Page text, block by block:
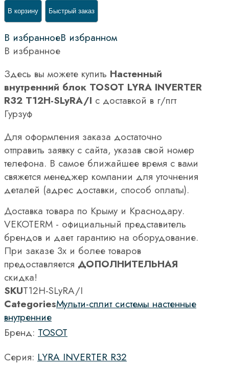
В корзину Быстрый заказ
В избранноеВ избранном
В избранное
Здесь вы можете купить Настенный
внутренний блок TOSOT LYRA INVERTER
R32 T12H-SLyRA/I с доставкой в г/пгт
Гурзуф
Для оформления заказа достаточно
отправить заявку с сайта, указав свой номер
телефона. В самое ближайшее время с вами
свяжется менеджер компании для уточнения
деталей (адрес доставки, способ оплаты).
Доставка товара по Крыму и Краснодару.
VEKOTERM - официальный представитель
брендов и дает гарантию на оборудование.
При заказе 3х и более товаров
предоставляется ДОПОЛНИТЕЛЬНАЯ
скидка!
SKUT12H-SLyRA/I
CategoriesМульти-сплит системы настенные
внутренние
Бренд: TOSOT
Серия: LYRA INVERTER R32